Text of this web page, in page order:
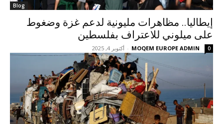
Blog
إيطاليا.. مظاهرات مليونية لدعم غزة وضغوط
على ميلوني للاعتراف بفلسطين
MOQEM EUROPE ADMIN
- أكتوبر 4, 2025 0